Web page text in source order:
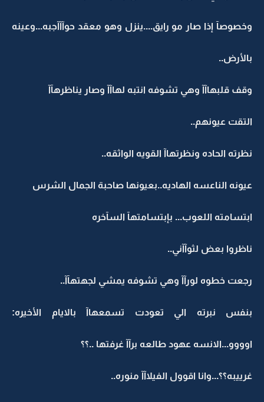
وخصوصآ إذا صار مو رايق....ينزل وهو معقد حوآآآجبه...وعينه
بالأرض..
وقف قلبهاآآ وهي تشوفه انتبه لهاآآ وصار يناظرهآآ
التقت عيونهم..
نظرته الحاده ونظرتهاآ القويه الواثقه..
عيونه الناعسه الهاديه..بعيونها صاحبة الجمال الشرس
ابتسامته اللعوب... بإبتسامتهآ السآخره
ناظروا بعض لثوآآني..
رجعت خطوه لورآآ وهي تشوفه يمشي لجهتهآآ..
بنفس نبرته الي تعودت تسمعهاآ بالايام الأخيره:
اوووو...الانسه عهود طالعه برآآ غرفتها ..؟؟
غرييبه؟؟...وانا اقوول الفيلاآآ منوره..